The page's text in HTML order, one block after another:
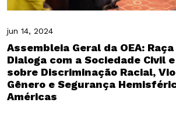
jun 14, 2024
Assembleia Geral da OEA:
Dialoga com a Sociedade Civil
sobre Discriminação Racial,
Gênero e Segurança
Américas